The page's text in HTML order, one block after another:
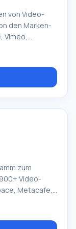
von Video-
den Marken-
Vimeo,
auf Seiten
Praktischer
zum
Video-
Metacafe,
umzuwandeln,